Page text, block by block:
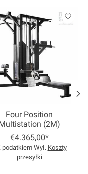
Four Position
Multistation (2M)
€4.365,00*
podatkiem Wył. Koszty
przesyłki